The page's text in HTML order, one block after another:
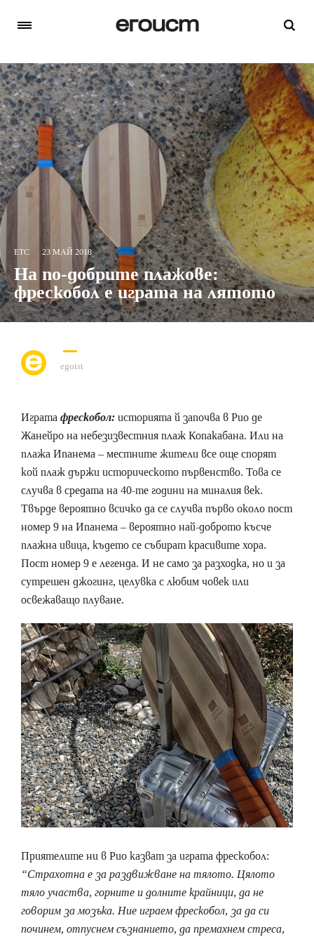
ETC 23 МАЙ 2018
На по-добрите плажове:
фрескобол е играта на лятото
egoist
Игратафрескобол:историята й започва в Рио де
Жанейро на небезизвестния плаж Копакабана. Или на
плажа Ипанема – местните жители все още спорят
кой плаж държи историческото първенство. Това се
случва в средата на 40-те години на миналия век.
Твърде вероятно всичко да се случва първо около пост
номер 9 на Ипанема – вероятно най-доброто късче
плажна ивица, където се събират красивите хора.
Пост номер 9 е легенда. И не само за разходка, но и за
сутрешен джогинг, целувка с любим човек или
освежаващо плуване.
Приятелите ни в Рио казват за играта фрескобол:
“Страхотна е за раздвижване на тялото. Цялото
тяло участва, горните и долните крайници, да не
говорим за мозъка. Ние играем фрескобол, за да си
починем, отпуснем съзнанието, да премахнем стреса,